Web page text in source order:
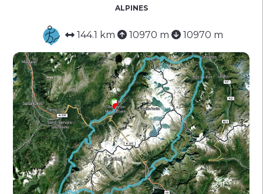
alpines
144.1 km 10970 m 10970 m